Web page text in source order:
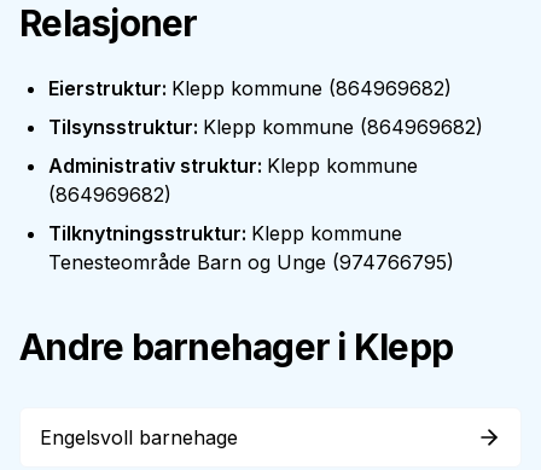
Relasjoner
Eierstruktur: Klepp kommune (864969682)
Tilsynsstruktur: Klepp kommune (864969682)
Administrativ struktur: Klepp kommune
(864969682)
Tilknytningsstruktur: Klepp kommune
Tenesteområde Barn og Unge (974766795)
Andre barnehager i Klepp
Engelsvoll barnehage